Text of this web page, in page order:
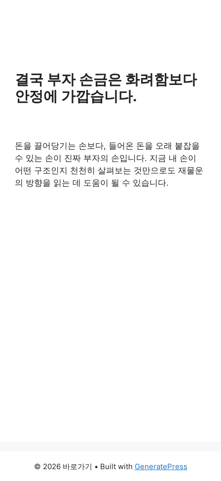
결국 부자 손금은 화려함보다
안정에 가깝습니다.
돈을 끌어당기는 손보다, 들어온 돈을 오래 붙잡을
수 있는 손이 진짜 부자의 손입니다. 지금 내 손이
어떤 구조인지 천천히 살펴보는 것만으로도 재물운
의 방향을 읽는 데 도움이 될 수 있습니다.
© 2026 바로가기 • Built with GeneratePress